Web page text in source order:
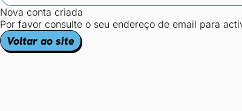
Nova conta criada
Por favor consulte o seu endereço de email para
Voltar ao site